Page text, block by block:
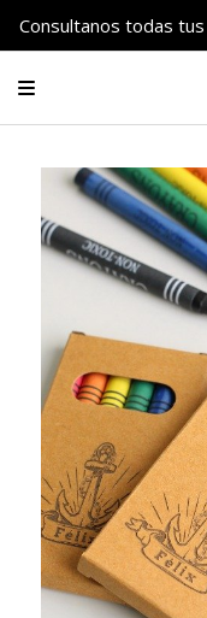
Consultanos todas tus